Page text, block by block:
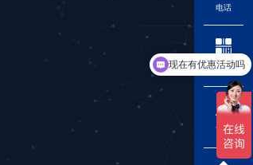
电话
二维码
下载
现在有优惠活动吗